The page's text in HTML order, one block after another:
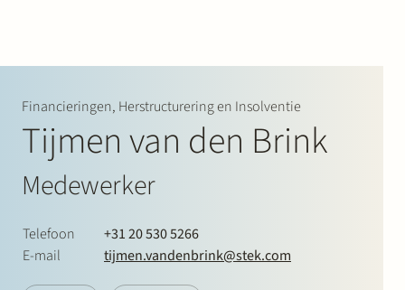
Financieringen, Herstructurering en Insolventie
Tijmen van den Brink
Medewerker
Telefoon
+31 20 530 5266
E-mail
tijmen.vandenbrink@stek.com
News & Insights
Contact
Werken bij Stek